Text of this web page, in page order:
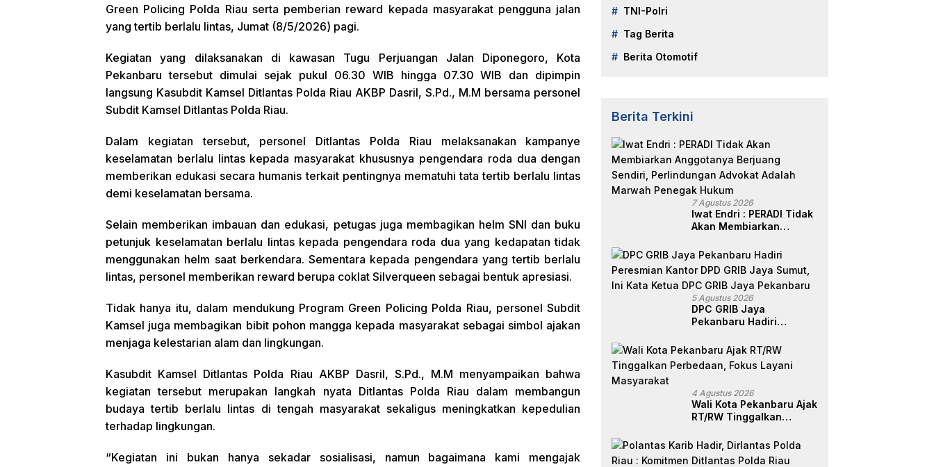
Green Policing Polda Riau serta pemberian reward kepada masyarakat pengguna jalan
yang tertib berlalu lintas, Jumat (8/5/2026) pagi.
Kegiatan yang dilaksanakan di kawasan Tugu Perjuangan Jalan Diponegoro, Kota
Pekanbaru tersebut dimulai sejak pukul 06.30 WIB hingga 07.30 WIB dan dipimpin
langsung Kasubdit Kamsel Ditlantas Polda Riau AKBP Dasril, S.Pd., M.M bersama personel
Subdit Kamsel Ditlantas Polda Riau.
Dalam kegiatan tersebut, personel Ditlantas Polda Riau melaksanakan kampanye
keselamatan berlalu lintas kepada masyarakat khususnya pengendara roda dua dengan
memberikan edukasi secara humanis terkait pentingnya mematuhi tata tertib berlalu lintas
demi keselamatan bersama.
Selain memberikan imbauan dan edukasi, petugas juga membagikan helm SNI dan buku
petunjuk keselamatan berlalu lintas kepada pengendara roda dua yang kedapatan tidak
menggunakan helm saat berkendara. Sementara kepada pengendara yang tertib berlalu
lintas, personel memberikan reward berupa coklat Silverqueen sebagai bentuk apresiasi.
Tidak hanya itu, dalam mendukung Program Green Policing Polda Riau, personel Subdit
Kamsel juga membagikan bibit pohon mangga kepada masyarakat sebagai simbol ajakan
menjaga kelestarian alam dan lingkungan.
Kasubdit Kamsel Ditlantas Polda Riau AKBP Dasril, S.Pd., M.M menyampaikan bahwa
kegiatan tersebut merupakan langkah nyata Ditlantas Polda Riau dalam membangun
budaya tertib berlalu lintas di tengah masyarakat sekaligus meningkatkan kepedulian
terhadap lingkungan.
“Kegiatan ini bukan hanya sekadar sosialisasi, namun bagaimana kami mengajak
TNI-Polri
Tag Berita
Berita Otomotif
Berita Terkini
7 Agustus 2026
Iwat Endri : PERADI Tidak
Akan Membiarkan
Sendiri, Perlindungan
Advokat Adalah Marwah
Penegak Hukum
5 Agustus 2026
DPC GRIB Jaya
Pekanbaru Hadiri
GRIB Jaya Sumut, Ini
Kata Ketua DPC GRIB
Jaya Pekanbaru
4 Agustus 2026
Wali Kota Pekanbaru Ajak
RT/RW Tinggalkan
Masyarakat